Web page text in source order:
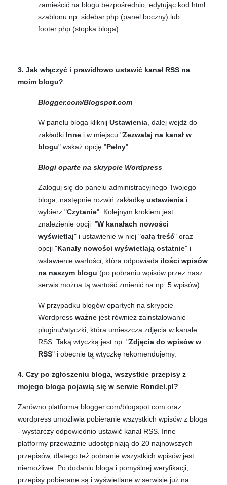
zamieścić na blogu bezpośrednio, edytując kod html
szablonu np. sidebar.php (panel boczny) lub
footer.php (stopka bloga).
3. Jak włączyć i prawidłowo ustawić kanał RSS na
moim blogu?
Blogger.com/Blogspot.com
W panelu bloga kliknij Ustawienia , dalej wejdź do
zakładki Inne i w miejscu "Zezwalaj na kanał w
blogu" wskaż opcję "Pełny".
Blogi oparte na skrypcie Wordpress
Zaloguj się do panelu administracyjnego Twojego
bloga, następnie rozwiń zakładkę ustawienia i
wybierz "Czytanie". Kolejnym krokiem jest
znalezienie opcji "W kanałach nowości
wyświetlaj" i ustawienie w niej "całą treść" oraz
opcji "Kanały nowości wyświetlają ostatnie" i
wstawienie wartości, która odpowiada ilości wpisów
na naszym blogu (po pobraniu wpisów przez nasz
serwis można tą wartość zmienić na np. 5 wpisów).
W przypadku blogów opartych na skrypcie
Wordpress ważne jest również zainstalowanie
pluginu/wtyczki, która umieszcza zdjęcia w kanale
RSS. Taką wtyczką jest np. "Zdjęcia do wpisów w
RSS" i obecnie tą wtyczkę rekomendujemy.
4. Czy po zgłoszeniu bloga, wszystkie przepisy z
mojego bloga pojawią się w serwie Rondel.pl?
Zarówno platforma blogger.com/blogspot.com oraz
wordpress umożliwia pobieranie wszystkich wpisów z bloga
- wystarczy odpowiednio ustawić kanał RSS. Inne
platformy przeważnie udostępniają do 20 najnowszych
przepisów, dlatego też pobranie wszystkich wpisów jest
niemożliwe. Po dodaniu bloga i pomyślnej weryfikacji,
przepisy pobierane są i wyświetlane w serwisie już na